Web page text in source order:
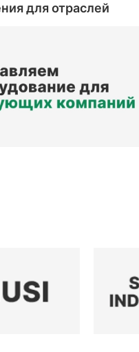
для отраслей